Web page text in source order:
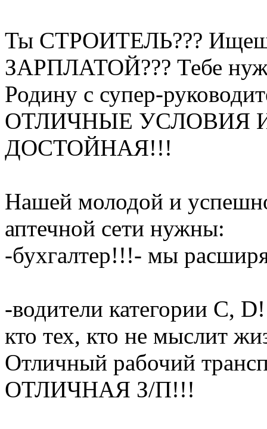
Ты СТРОИТЕЛЬ???
ЗАРПЛАТОЙ??? Тебе
Родину с супер-
ОТЛИЧНЫЕ УСЛОВИЯ
ДОСТОЙНАЯ!!!
Нашей молодой и
аптечной сети нужны:
-бухгалтер!!!- мы
-водители категории C,
кто тех, кто не мыслит
Отличный рабочий
ОТЛИЧНАЯ З/П!!!